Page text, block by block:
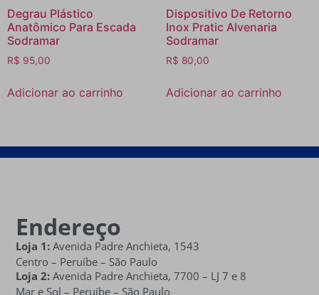
Degrau Plástico
Anatômico Para Escada
Sodramar
R$ 95,00
Adicionar ao carrinho
Dispositivo De Retorno
Inox Pratic Alvenaria
Sodramar
R$ 80,00
Adicionar ao carrinho
Endereço
Loja 1: Avenida Padre Anchieta, 1543
Centro – Peruíbe – São Paulo
Loja 2: Avenida Padre Anchieta,7700 – LJ 7 e 8
Mar e Sol – Peruíbe – São Paulo